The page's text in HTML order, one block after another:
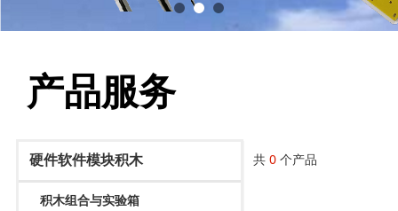
共 0 个产品
硬件软件模块积木
积木组合与实验箱
产品服务